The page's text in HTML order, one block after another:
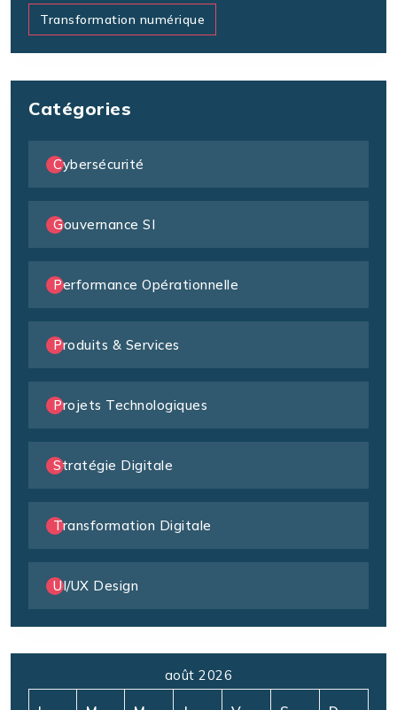
Transformation numérique
Catégories
Cybersécurité
Gouvernance SI
Performance Opérationnelle
Produits & Services
Projets Technologiques
Stratégie Digitale
Transformation Digitale
UI/UX Design
août 2026